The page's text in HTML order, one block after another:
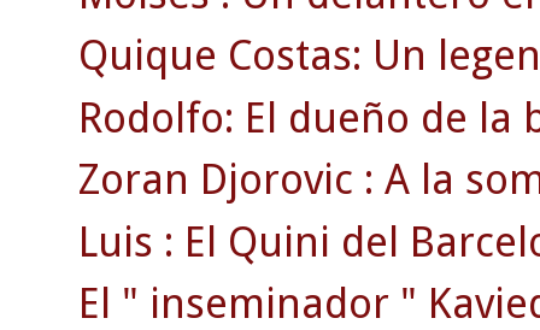
Quique Costas: Un
Rodolfo: El dueño de la
Zoran Djorovic : A la
Luis : El Quini del
El " inseminador "